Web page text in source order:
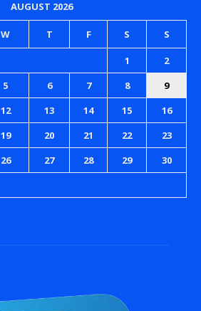
AUGUST 2026
W T F S S
1
2
5 6 7 8
9
12 13 14 15
16
19 20 21 22
23
26 27 28 29
30